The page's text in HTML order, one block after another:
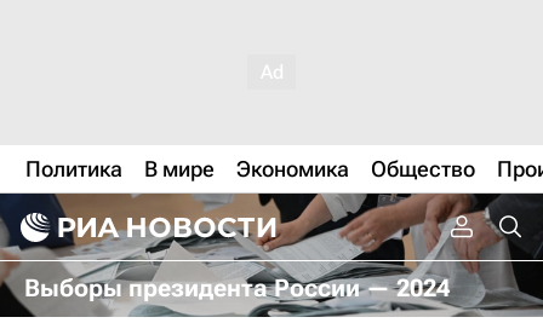
Политика В мире Экономика Общество
Выборы президента России — 2024